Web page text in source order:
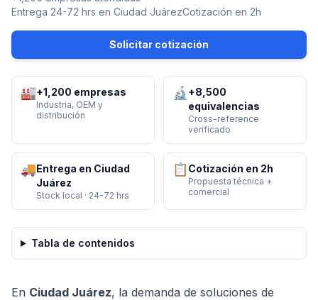
Entrega 24-72 hrs en Ciudad JuárezCotización en 2h
Solicitar cotización
🏭+1,200 empresas
Industria, OEM y
distribución
🔬 +8,500
equivalencias
Cross-reference
verificado
🚚Entrega en Ciudad
Juárez
Stock local · 24-72 hrs
📋 Cotización en 2h
Propuesta técnica +
comercial
Tabla de contenidos
En Ciudad Juárez, la demanda de soluciones de